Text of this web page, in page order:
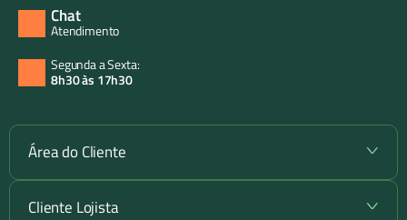
Chat
Atendimento
Segunda a Sexta:
8h30 às 17h30
Área do Cliente +
Cliente Lojista +